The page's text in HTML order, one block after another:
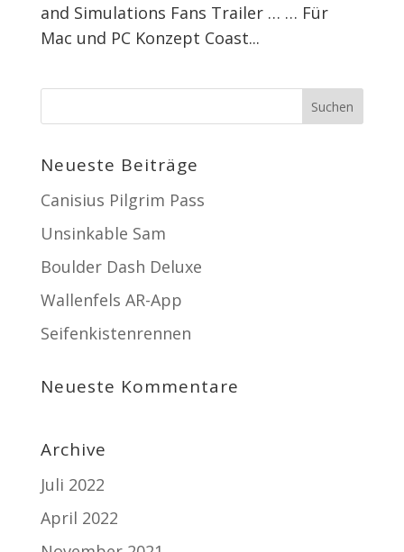
and Simulations Fans Trailer … … Für
Mac und PC Konzept Coast...
Neueste Beiträge
Canisius Pilgrim Pass
Unsinkable Sam
Boulder Dash Deluxe
Wallenfels AR-App
Seifenkistenrennen
Neueste Kommentare
Archive
Juli 2022
April 2022